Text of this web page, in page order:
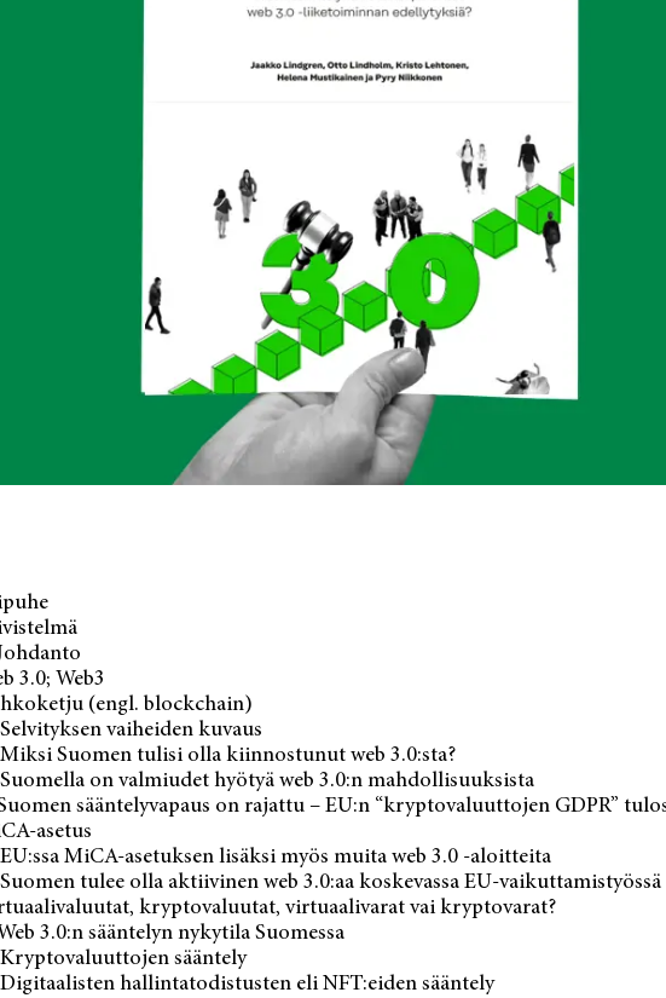
3.0; Web3
(engl. blockchain)
Selvityksen vaiheiden kuvaus
Miksi Suomen tulisi olla kiinnostunut web 3.0:sta?
Suomella on valmiudet hyötyä web 3.0:n mahdollisuuksista
sääntelyvapaus on rajattu – EU:n “kryptovaluuttojen GDPR”
asetus
EU:ssa MiCA-asetuk­sen lisäksi myös muita web 3.0 -aloitteita
Suomen tulee olla aktiivinen web 3.0:aa koskevassa EU-vaikuttamistyössä
kryptovaluutat, virtuaalivarat vai kryptovarat?
3.0:n sääntelyn nykytila Suomessa
Kryptovaluuttojen sääntely
Digitaalisten hallintatodistusten eli NFT:eiden sääntely